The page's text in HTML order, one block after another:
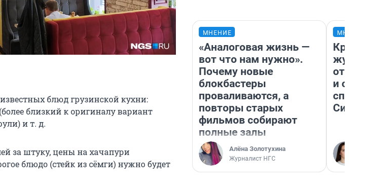
блюд грузинской кухни:
близкий к оригиналу вариант
и т. д.
за штуку, цены на хачапури
блюдо (стейк из сёмги) нужно будет
МНЕНИЕ
«Аналоговая жизнь —
вот что нам нужно».
Почему новые
блокбастеры
проваливаются, а
повторы старых
фильмов собирают
полные залы
Алёна Золотухина
Журналист НГС
и